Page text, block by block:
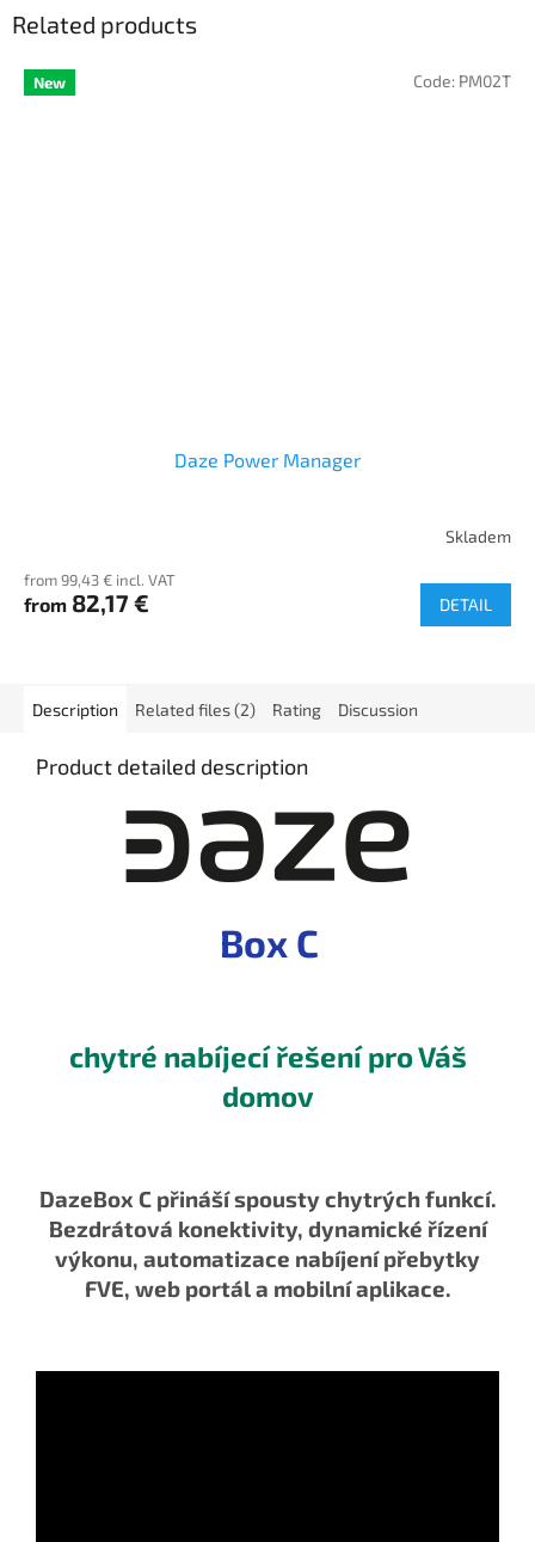
Related products
New
Daze Power Manager
Skladem
from 99,43 € incl. VAT
from 82,17 € DETAIL
Code: PM02T
Description Related files (2) Rating Discussion
Product detailed description
Box C
chytré nabíjecí řešení pro Váš
domov
DazeBox C přináší spousty chytrých funkcí.
Bezdrátová konektivity, dynamické řízení
výkonu, automatizace nabíjení přebytky
FVE, web portál a mobilní aplikace.